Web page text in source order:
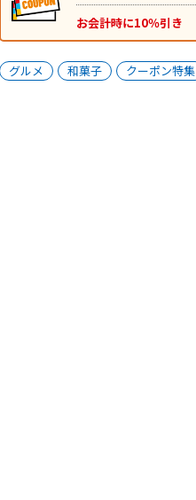
お会計時に10％引き
グルメ 和菓子 クーポン特集